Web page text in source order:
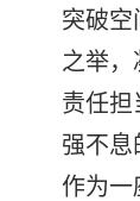
突破空
之举
责任担
强不息
作为一